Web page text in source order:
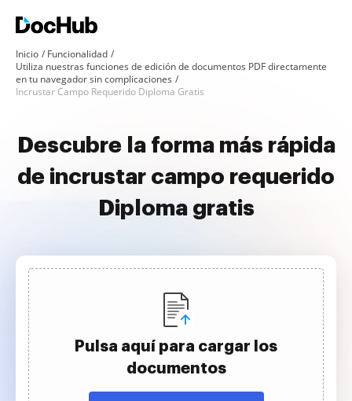
Inicio
Funcionalidad
Utiliza nuestras funciones de edición de documentos PDF directamente
en tu navegador sin complicaciones
Incrustar Campo Requerido Diploma Gratis
Descubre la forma más rápida
de incrustar campo requerido
Diploma gratis
Pulsa aquí para cargar los
documentos